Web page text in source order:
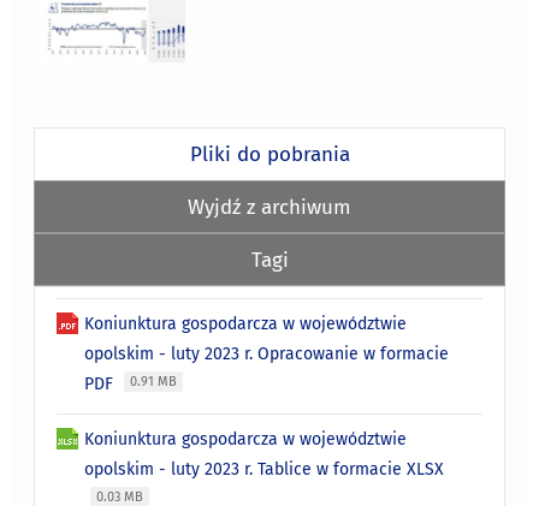
Pliki do pobrania
Wyjdź z archiwum
Tagi
Koniunktura gospodarcza w województwie
opolskim - luty 2023 r. Opracowanie w formacie
PDF
0.91 MB
Koniunktura gospodarcza w województwie
opolskim - luty 2023 r. Tablice w formacie XLSX
0.03 MB